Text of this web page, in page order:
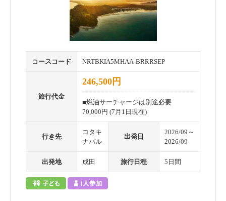
コースコード NRTBKIA5MHAA-BRRRSEP
旅行代金
246,500円
■燃油サーチャージは別途必要
70,000円 (7月1日現在)
行き先
コタキ
ナバル
出発日
2026/09～
2026/09
出発地 成田 旅行日程 5日間